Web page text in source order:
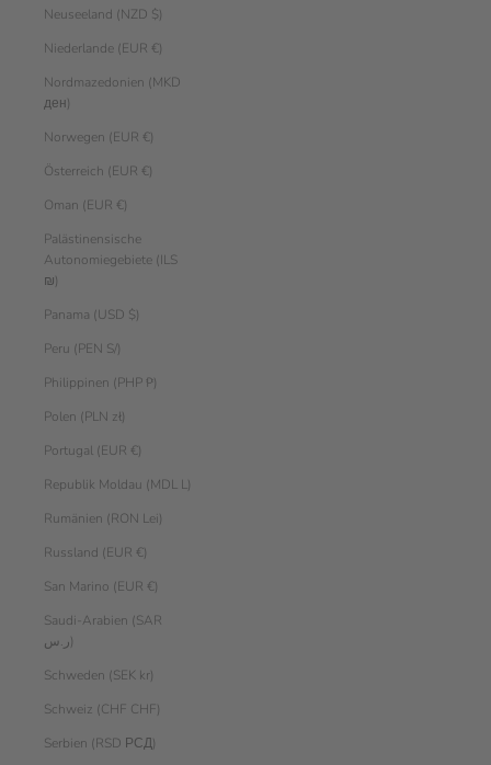
Neuseeland (NZD $)
Niederlande (EUR €)
Nordmazedonien (MKD
ден)
Norwegen (EUR €)
Österreich (EUR €)
Oman (EUR €)
Palästinensische
Autonomiegebiete (ILS
₪)
Panama (USD $)
Peru (PEN S/)
Philippinen (PHP ₱)
Polen (PLN zł)
Portugal (EUR €)
Republik Moldau (MDL L)
Rumänien (RON Lei)
Russland (EUR €)
San Marino (EUR €)
Saudi-Arabien (SAR
ر.س)
Schweden (SEK kr)
Schweiz (CHF CHF)
Serbien (RSD РСД)